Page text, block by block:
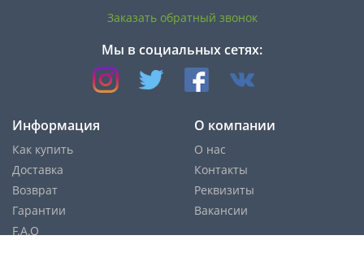
Заказать обратный звонок
Мы в социальных сетях:
Информация
Как купить
Доставка
Возврат
Гарантии
F.A.Q
О компании
О нас
Контакты
Реквизиты
Вакансии